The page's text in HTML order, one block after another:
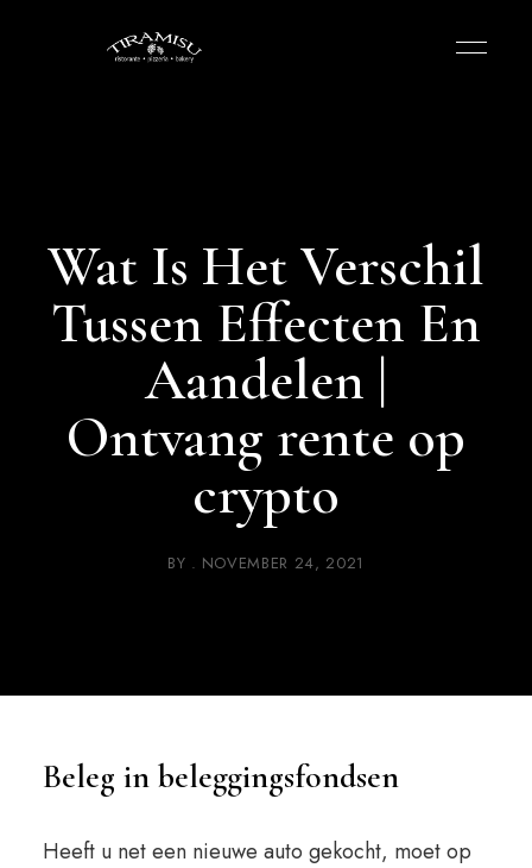
Wat Is Het Verschil
Tussen Effecten En
Aandelen |
Ontvang rente op
crypto
BY NOVEMBER 24, 2021
Beleg in beleggingsfondsen
Heeft u net een nieuwe auto gekocht, moet op